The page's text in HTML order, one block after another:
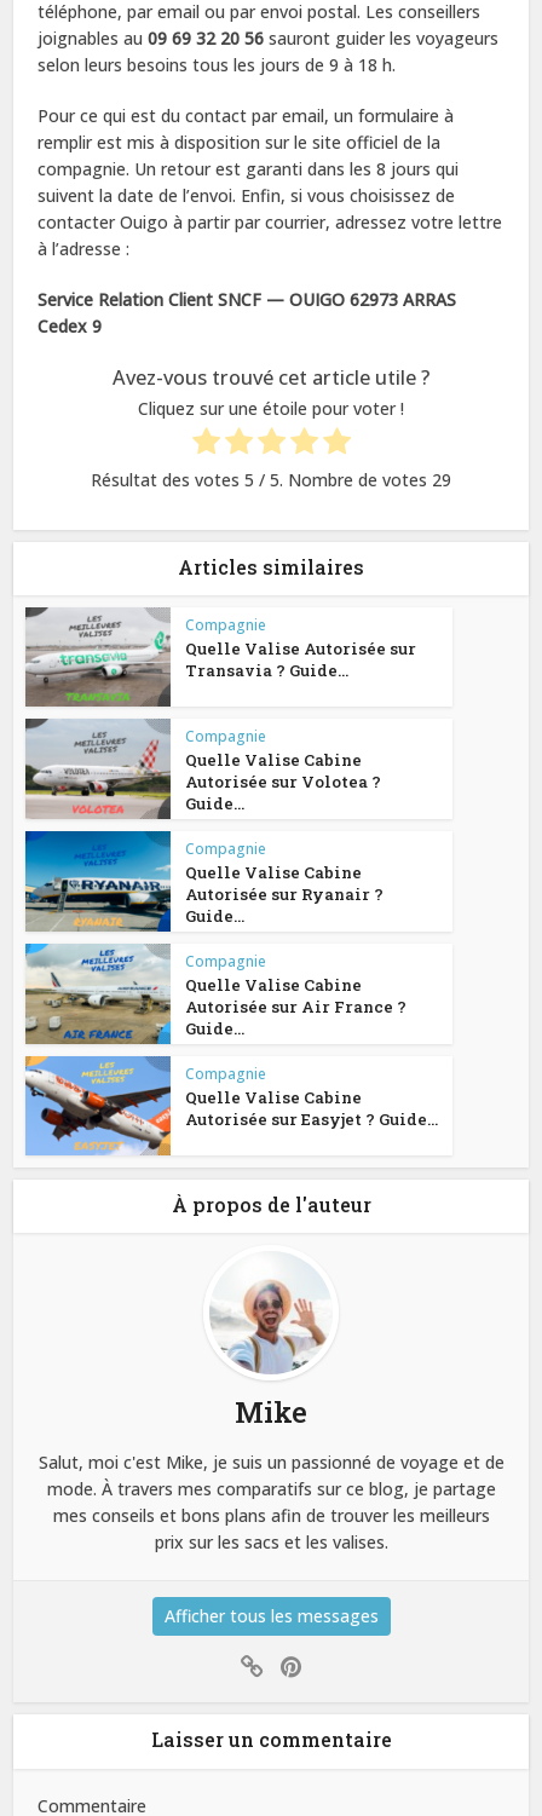
téléphone, par email ou par envoi postal. Les conseillers
joignables au09 69 32 20 56 sauront guider les voyageurs
selon leurs besoins tous les jours de 9 à 18 h.
Pour ce qui est du contact par email, un formulaire à
remplir est mis à disposition sur le site officiel de la
compagnie. Un retour est garanti dans les 8 jours qui
suivent la date de l’envoi. Enfin, si vous choisissez de
contacter Ouigo à partir par courrier, adressez votre lettre
à l’adresse :
Service Relation Client SNCF — OUIGO 62973 ARRAS
Cedex 9
Avez-vous trouvé cet article utile ?
Cliquez sur une étoile pour voter !
Résultat des votes 5 / 5. Nombre de votes 29
Articles similaires
Compagnie
Quelle Valise Autorisée sur
Transavia ? Guide...
Compagnie
Quelle Valise Cabine
Autorisée sur Volotea ?
Guide...
Compagnie
Quelle Valise Cabine
Autorisée sur Ryanair ?
Guide...
Compagnie
Quelle Valise Cabine
Autorisée sur Air France ?
Guide...
Compagnie
Quelle Valise Cabine
Autorisée sur Easyjet ? Guide...
À propos de l'auteur
Mike
Salut, moi c'est Mike, je suis un passionné de voyage et de
mode. À travers mes comparatifs sur ce blog, je partage
mes conseils et bons plans afin de trouver les meilleurs
prix sur les sacs et les valises.
Afficher tous les messages
Laisser un commentaire
Commentaire